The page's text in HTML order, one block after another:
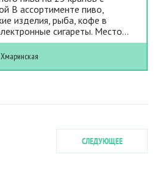
В ассортименте пиво,
изделия, рыба, кофе в
сигареты. Место...
Хмаринская
СЛЕДУЮЩЕЕ